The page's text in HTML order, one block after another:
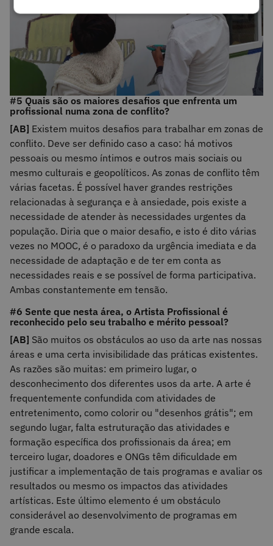
#5 Quais são os maiores desafios que enfrenta um
profissional numa zona de conflito?
[AB] Existem muitos desafios para trabalhar em zonas de
conflito. Deve ser definido caso a caso: há motivos
pessoais ou mesmo íntimos e outros mais sociais ou
mesmo culturais e geopolíticos. As zonas de conflito têm
várias facetas. É possível haver grandes restrições
relacionadas à segurança e à ansiedade, pois existe a
necessidade de atender às necessidades urgentes da
população. Diria que o maior desafio, e isto é dito várias
vezes no MOOC, é o paradoxo da urgência imediata e da
necessidade de adaptação e de ter em conta as
necessidades reais e se possível de forma participativa.
Ambas constantemente em tensão.
#6 Sente que nesta área, o Artista Profissional é
reconhecido pelo seu trabalho e mérito pessoal?
[AB] São muitos os obstáculos ao uso da arte nas nossas
áreas e uma certa invisibilidade das práticas existentes.
As razões são muitas: em primeiro lugar, o
desconhecimento dos diferentes usos da arte. A arte é
frequentemente confundida com atividades de
entretenimento, como colorir ou "desenhos grátis"; em
segundo lugar, falta estruturação das atividades e
formação específica dos profissionais da área; em
terceiro lugar, doadores e ONGs têm dificuldade em
justificar a implementação de tais programas e avaliar os
resultados ou mesmo os impactos das atividades
artísticas. Este último elemento é um obstáculo
considerável ao desenvolvimento de programas em
grande escala.